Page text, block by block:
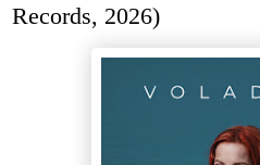
Records, 2026)